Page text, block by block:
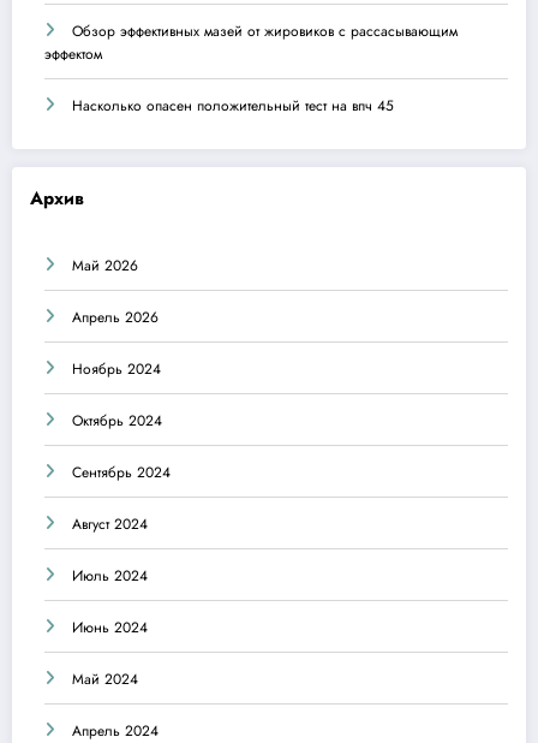
Обзор эффективных мазей от жировиков с рассасывающим
эффектом
Насколько опасен положительный тест на впч 45
Архив
Май 2026
Апрель 2026
Ноябрь 2024
Октябрь 2024
Сентябрь 2024
Август 2024
Июль 2024
Июнь 2024
Май 2024
Апрель 2024